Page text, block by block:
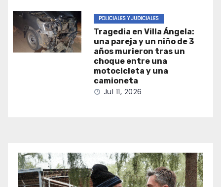
POLICIALES Y JUDICIALES
Tragedia en Villa Ángela:
una pareja y un niño de 3
años murieron tras un
choque entre una
motocicleta y una
camioneta
Jul 11, 2026